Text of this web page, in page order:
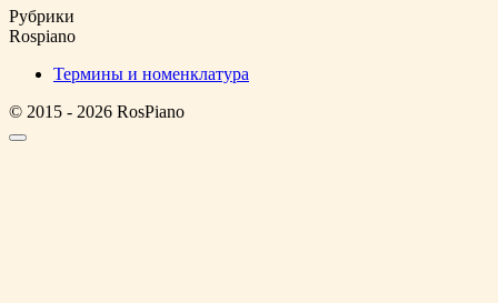
Рубрики
Rospiano
Термины и номенклатура
© 2015 - 2026 RosPiano